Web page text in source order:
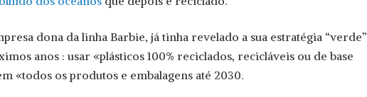
dona da linha Barbie, já tinha revelado a sua estratégia “verde”
anos : usar «plásticos 100% reciclados, recicláveis ​​ou de base
«todos os produtos e embalagens até 2030.